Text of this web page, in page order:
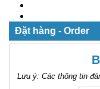
Đặt hàng - Order
Lưu ý: Các thông tin